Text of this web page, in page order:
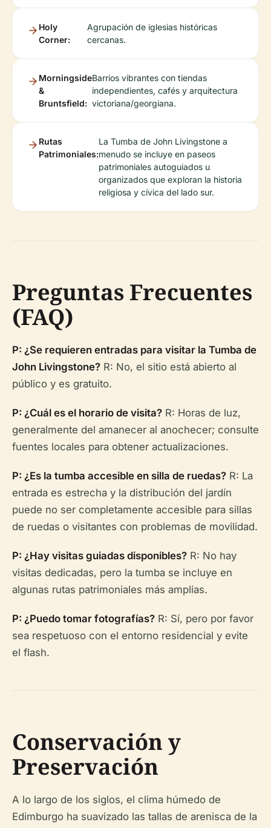
Holy
Corner:
Agrupación de iglesias históricas
cercanas.
Morningside
&
Bruntsfield:
Barrios vibrantes con tiendas
independientes, cafés y arquitectura
victoriana/georgiana.
Rutas
Patrimoniales:
La Tumba de John Livingstone a
menudo se incluye en paseos
patrimoniales autoguiados u
organizados que exploran la historia
religiosa y cívica del lado sur.
Preguntas Frecuentes
(FAQ)
P: ¿Se requieren entradas para visitar la Tumba de
John Livingstone? R: No, el sitio está abierto al
público y es gratuito.
P: ¿Cuál es el horario de visita? R: Horas de luz,
generalmente del amanecer al anochecer; consulte
fuentes locales para obtener actualizaciones.
P: ¿Es la tumba accesible en silla de ruedas? R: La
entrada es estrecha y la distribución del jardín
puede no ser completamente accesible para sillas
de ruedas o visitantes con problemas de movilidad.
P: ¿Hay visitas guiadas disponibles? R: No hay
visitas dedicadas, pero la tumba se incluye en
algunas rutas patrimoniales más amplias.
P: ¿Puedo tomar fotografías? R: Sí, pero por favor
sea respetuoso con el entorno residencial y evite
el flash.
Conservación y
Preservación
A lo largo de los siglos, el clima húmedo de
Edimburgo ha suavizado las tallas de arenisca de la